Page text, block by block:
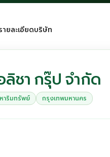
ายละเอียดบริษัท
ลิชา กรุ๊ป จำกัด
ริมทรัพย์ กรุงเทพมหานคร